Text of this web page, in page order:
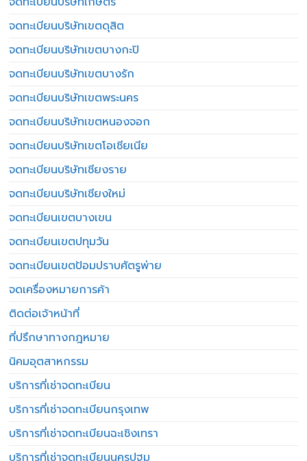
จดทะเบียนบริษัทเขตดุสิต
จดทะเบียนบริษัทเขตบางกะปิ
จดทะเบียนบริษัทเขตบางรัก
จดทะเบียนบริษัทเขตพระนคร
จดทะเบียนบริษัทเขตหนองจอก
จดทะเบียนบริษัทเขตโอเชียเนีย
จดทะเบียนบริษัทเชียงราย
จดทะเบียนบริษัทเชียงใหม่
จดทะเบียนเขตบางเขน
จดทะเบียนเขตปทุมวัน
จดทะเบียนเขตป้อมปราบศัตรูพ่าย
จดเครื่องหมายการค้า
ติดต่อเจ้าหน้าที่
ที่ปรึกษาทางกฎหมาย
นิคมอุตสาหกรรม
บริการที่เช่าจดทะเบียน
บริการที่เช่าจดทะเบียนกรุงเทพ
บริการที่เช่าจดทะเบียนฉะเชิงเทรา
บริการที่เช่าจดทะเบียนนครปฐม